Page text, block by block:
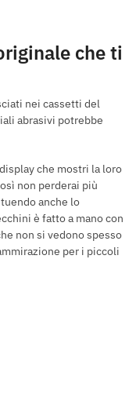
che ti
nei cassetti del
abrasivi potrebbe
che mostri la loro
non perderai più
anche lo
è fatto a mano con
non si vedono spesso
per i piccoli